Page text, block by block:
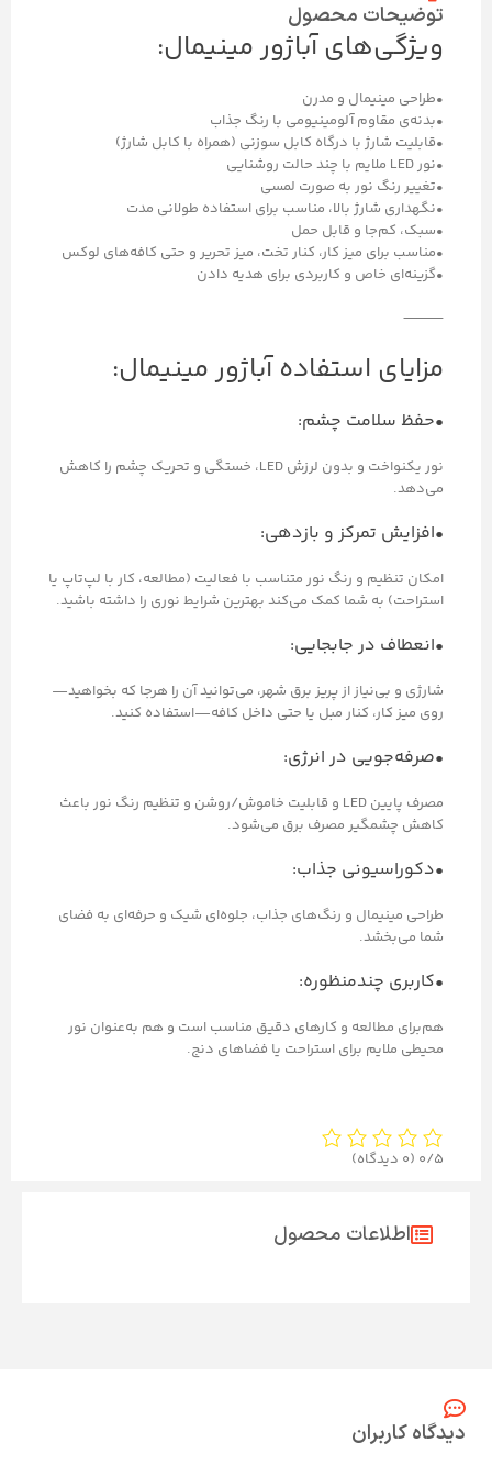
توضیحات محصول
ویژگی‌های آباژور مینیمال:
•طراحی مینیمال و مدرن
•بدنه‌ی مقاوم آلومینیومی با رنگ جذاب
•قابلیت شارژ با درگاه کابل سوزنی (همراه با کابل شارژ)
•نور LED ملایم با چند حالت روشنایی
•تغییر رنگ نور به صورت لمسی
•نگهداری شارژ بالا، مناسب برای استفاده طولانی مدت
•سبک، کم‌جا و قابل حمل
•مناسب برای میز کار، کنار تخت، میز تحریر و حتی کافه‌های لوکس
•گزینه‌ای خاص و کاربردی برای هدیه دادن
⸻
مزایای استفاده آباژور مینیمال:
•حفظ سلامت چشم:
نور یکنواخت و بدون لرزش LED، خستگی و تحریک چشم را کاهش
می‌دهد.
•افزایش تمرکز و بازدهی:
امکان تنظیم و رنگ نور متناسب با فعالیت (مطالعه، کار با لپ‌تاپ یا
استراحت) به شما کمک می‌کند بهترین شرایط نوری را داشته باشید.
•انعطاف در جابجایی:
شارژی و بی‌نیاز از پریز برق شهر، می‌توانید آن را هرجا که بخواهید—
روی میز کار، کنار مبل یا حتی داخل کافه—استفاده کنید.
•صرفه‌جویی در انرژی:
مصرف پایین LED و قابلیت خاموش/روشن و تنظیم رنگ نور باعث
کاهش چشمگیر مصرف برق می‌شود.
•دکوراسیونی جذاب:
طراحی مینیمال و رنگ‌های جذاب، جلوه‌ای شیک و حرفه‌ای به فضای
شما می‌بخشد.
•کاربری چندمنظوره:
هم‌برای مطالعه و کارهای دقیق مناسب است و هم به‌عنوان نور
محیطی ملایم برای استراحت یا فضاهای دنج.
0/5 (0 دیدگاه)
اطلاعات محصول
دیدگاه کاربران